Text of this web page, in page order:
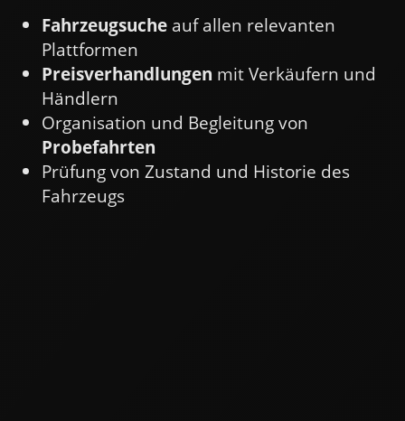
Fahrzeugsuche auf allen relevanten
Plattformen
Preisverhandlungen mit Verkäufern und
Händlern
Organisation und Begleitung von
Probefahrten
Prüfung von Zustand und Historie des
Fahrzeugs